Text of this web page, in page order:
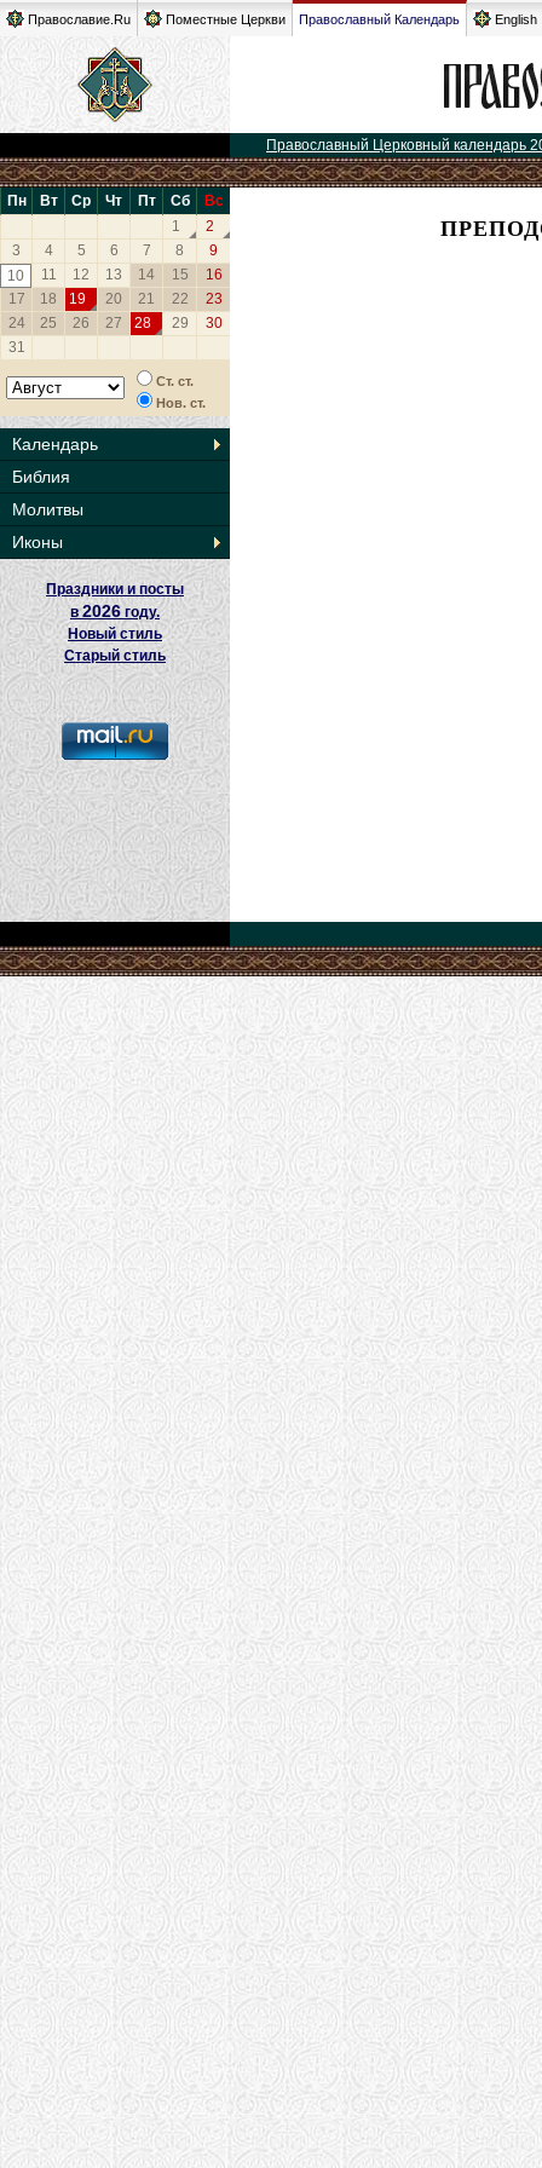
Православие.Ru Поместные Церкви Православный Календарь English
Православный Церковный календарь
Пн Вт Ср Чт Пт Сб
Вс
1
2
3
4 5 6 7 8
9
10
11 12 13 14 15
16
17
18 19 20 21 22
23
24
25 26 27 28 29
30
31
Ст. ст.
Нов. ст.
Календарь
Библия
Молитвы
Иконы
Праздники и посты
в2026 году.
Новый стиль
Старый стиль